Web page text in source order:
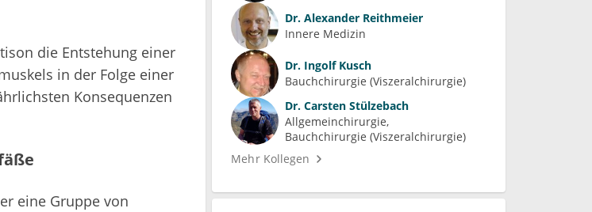
die Entstehung einer
in der Folge einer
Konsequenzen
eine Gruppe von
Dr. Alexander Reithmeier
Innere Medizin
Dr. Ingolf Kusch
Bauchchirurgie (Viszeralchirurgie)
Dr. Carsten Stülzebach
Allgemeinchirurgie
Bauchchirurgie (Viszeralchirurgie)
Mehr Kollegen